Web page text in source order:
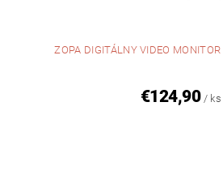
ZOPA DIGITÁLNY VIDEO
€124,90 / ks